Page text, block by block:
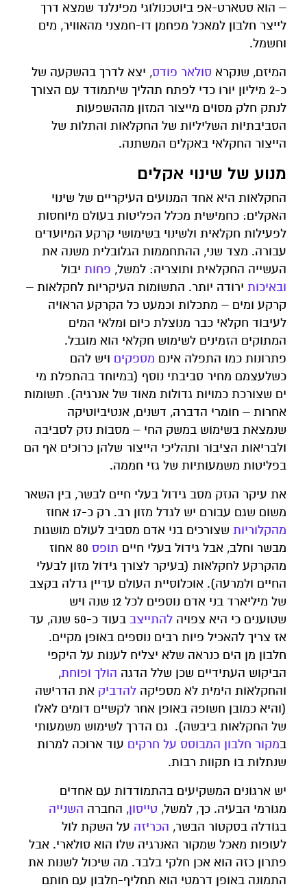
– הוא סטארט-אפ ביוטכנולוגי מפינלנד שמצא דרך
לייצר חלבון למאכל מפחמן דו-חמצני מהאוויר, מים
וחשמל.
המיזם, שנקרא סולאר פודס, יצא לדרך בהשקעה של
כ-2 מיליון יורו כדי לפתח תהליך שיתמודד עם הצורך
לנתק חלק מסוים מייצור המזון מההשפעות
הסביבתיות השליליות של החקלאות והתלות של
הייצור החקלאי באקלים המשתנה.
מנוע של שינוי אקלים
החקלאות היא אחד המנועים העיקריים של שינוי
האקלים: כחמישית מכלל הפליטות בעולם מיוחסות
לפעילות חקלאית ולשינוי בשימושי קרקע המיועדים
עבורה. מצד שני, ההתחממות הגלובלית משנה את
העשייה החקלאית ותוצריה: למשל, פחות יבול
ובאיכות ירודה יותר. התשומות העיקריות לחקלאות –
קרקע ומים – מתכלות וכמעט כל הקרקע הראויה
לעיבוד חקלאי כבר מנוצלת כיום ומלאי המים
המתוקים הזמינים לשימוש חקלאי הוא מוגבל.
פתרונות כמו התפלה אינם מספקים ויש להם
כשלעצמם מחיר סביבתי נוסף (במיוחד בהתפלת מי
ים שצורכת כמויות גדולות מאוד של אנרגיה). תשומות
אחרות – חומרי הדברה, דשנים, אנטיביוטיקה
שנמצאת בשימוש במשק החי – מסבות נזק לסביבה
ולבריאות הציבור ותהליכי הייצור שלהן כרוכים אף הם
בפליטות משמעותיות של גזי חממה.
את עיקר הנזק מסב גידול בעלי חיים לבשר, בין השאר
משום שגם עבורם יש לגדל מזון רב. רק כ-17 אחוז
מהקלוריות שצורכים בני אדם מסביב לעולם מושגות
מבשר וחלב, אבל גידול בעלי חיים תופס
80 אחוז
מהקרקע לחקלאות (בעיקר לצורך גידול מזון לבעלי
החיים ולמרעה). אוכלוסיית העולם עדיין גדלה בקצב
של מיליארד בני אדם נוספים לכל 12 שנה ויש
שטוענים כי היא צפויה להתייצב
בעוד כ-50 שנה, עד
אז צריך להאכיל פיות רבים נוספים באופן מקיים.
חלבון מן הים כנראה שלא יצליח לענות על היקפי
הביקוש העתידיים שכן שלל הדגה הולך ופוחת,
והחקלאות הימית לא מספיקה להדביק את הדרישה
(והיא כמובן חשופה באופן אחר לקשיים דומים לאלו
של החקלאות ביבשה). גם הדרך לשימוש משמעותי
במקור חלבון המבוסס על חרקים עוד ארוכה למרות
שנתלות בו תקוות רבות.
יש ארגונים המשקיעים בהתמודדות עם אחדים
מגורמי הבעיה. כך, למשל, טייסון, החברה השנייה
בגודלה בסקטור הבשר, הכריזה על השקת לול
לעופות מאכל שמקור האנרגיה שלו הוא סולארי. אבל
פתרון כזה הוא אכן חלקי בלבד. מה שיכול לשנות את
התמונה באופן דרמטי הוא תחליף-חלבון עם חותם